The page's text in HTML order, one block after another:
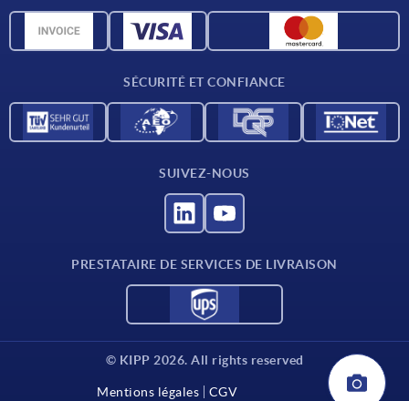
Données CAO
SÉCURITÉ ET CONFIANCE
SUIVEZ-NOUS
PRESTATAIRE DE SERVICES DE LIVRAISON
© KIPP 2026. All rights reserved
Mentions légales CGV